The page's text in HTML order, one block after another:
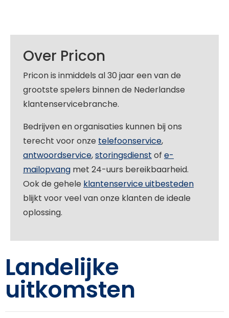
Over Pricon
Pricon is inmiddels al 30 jaar een van de
grootste spelers binnen de Nederlandse
klantenservicebranche.
Bedrijven en organisaties kunnen bij ons
terecht voor onze telefoonservice,
antwoordservice,storingsdienst of e-
mailopvang met 24-uurs bereikbaarheid.
Ook de gehele klantenservice uitbesteden
blijkt voor veel van onze klanten de ideale
oplossing.
Landelijke
uitkomsten